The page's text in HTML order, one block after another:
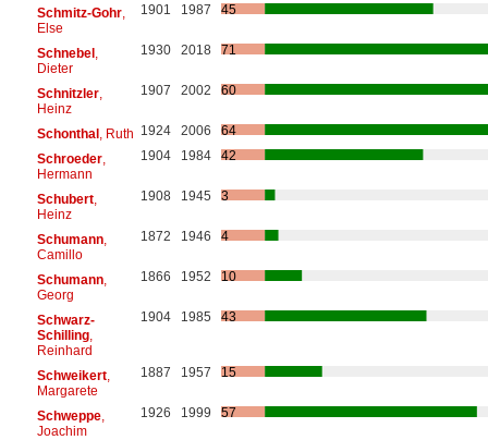
Schmitz-Gohr,
Else
1901 1987 45
Schnebel,
Dieter
1930 2018 71
Schnitzler,
Heinz
1907 2002 60
Schonthal, Ruth 1924 2006
64
Schroeder,
Hermann
1904 1984 42
Schubert,
Heinz
1908 1945 3
Schumann,
Camillo
1872 1946 4
Schumann,
Georg
1866 1952 10
Schwarz-
Schilling,
Reinhard
1904 1985 43
Schweikert,
Margarete
1887 1957 15
Schweppe,
Joachim
1926 1999 57